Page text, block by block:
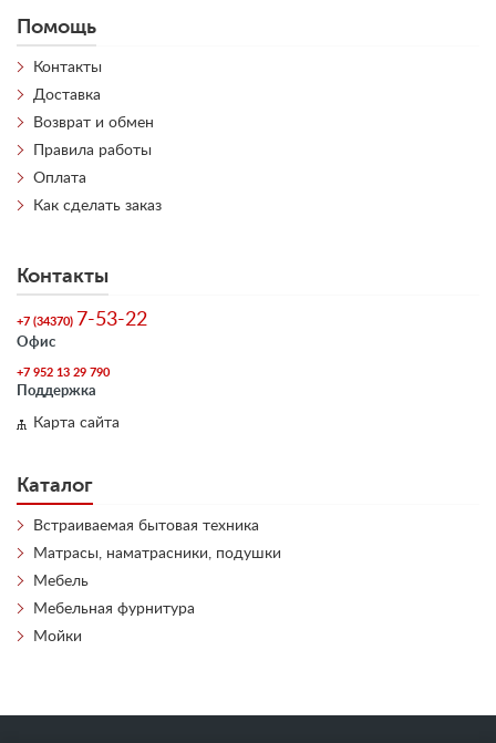
Помощь
Контакты
Доставка
Возврат и обмен
Правила работы
Оплата
Как сделать заказ
Контакты
+7 (34370) 7-53-22
Офис
+7 952 13 29 790
Поддержка
Карта сайта
Каталог
Встраиваемая бытовая техника
Матрасы, наматрасники, подушки
Мебель
Мебельная фурнитура
Мойки